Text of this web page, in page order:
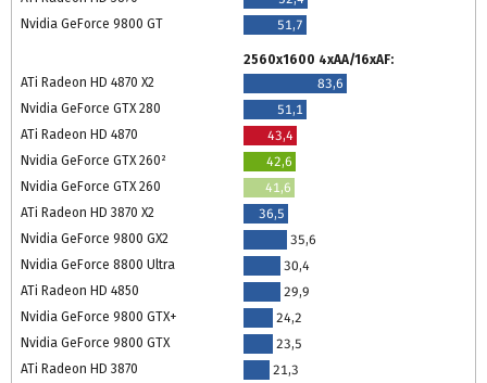
Nvidia GeForce 9800 GT
51,7
2560x1600 4xAA/16xAF:
ATi Radeon HD 4870 X2
83,6
Nvidia GeForce GTX 280
51,1
ATi Radeon HD 4870
43,4
Nvidia GeForce GTX 260²
42,6
Nvidia GeForce GTX 260
41,6
ATi Radeon HD 3870 X2
36,5
Nvidia GeForce 9800 GX2
35,6
Nvidia GeForce 8800 Ultra
30,4
ATi Radeon HD 4850
29,9
Nvidia GeForce 9800 GTX+
24,2
Nvidia GeForce 9800 GTX
23,5
ATi Radeon HD 3870
21,3